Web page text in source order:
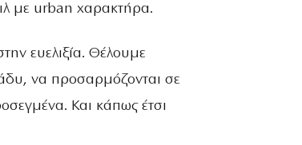
με urban χαρακτήρα.
ευελιξία. Θέλουμε
να προσαρμόζονται σε
Και κάπως έτσι